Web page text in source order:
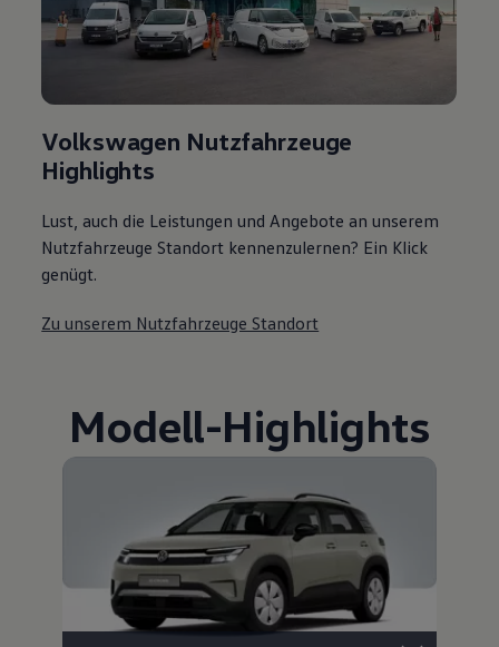
Volkswagen Nutzfahrzeuge
Highlights
Lust, auch die Leistungen und Angebote an unserem
Nutzfahrzeuge Standort kennenzulernen? Ein Klick
genügt.
Zu unserem Nutzfahrzeuge Standort
Modell-Highlights